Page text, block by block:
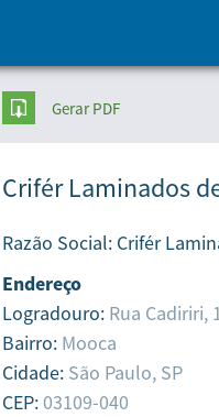
Gerar PDF
Crifér Laminados
Razão Social: Crifér
Endereço
Logradouro: Rua Cadiriri,
Bairro: Mooca
Cidade: São Paulo, SP
CEP: 03109-040